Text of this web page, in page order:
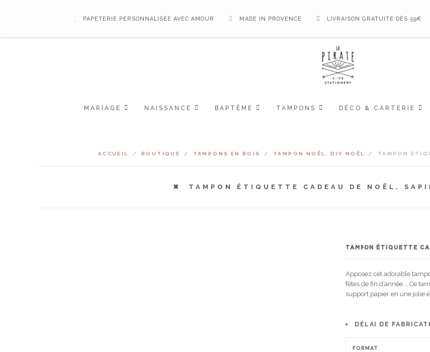
PAPETERIE PERSONNALISÉE AVEC AMOUR MADE IN PROVENCE LIVRAISON GRATUITE DÈS 59€
MARIAGE NAISSANCE BAPTÊME TAMPONS DÉCO & CARTERIE
ACCUEIL / BOUTIQUE / TAMPONS EN BOIS / TAMPON NOËL, DIY NOËL / TAMPON
TAMPON ÉTIQUETTE CADEAU DE NOËL,
TAMPON ÉTIQUETTE
Apposez cet adorable
fêtes de fin d’année … Ce
support papier en une jolie
DÉLAI DE
FORMAT